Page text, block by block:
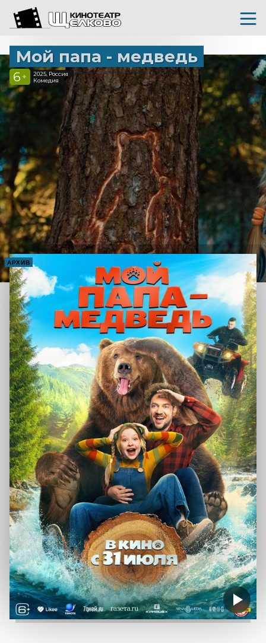
Мой папа - медведь
6 +
2025, Россия
Комедия
АРХИВ